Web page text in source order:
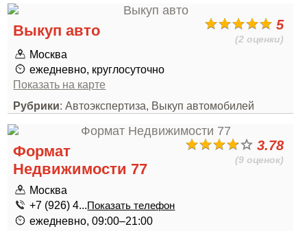
5
(2 оценки)
Выкуп авто
Москва
ежедневно, круглосуточно
Показать на карте
Рубрики: Автоэкспертиза, Выкуп автомобилей
3.78
(9 оценок)
Формат
Недвижимости 77
Москва
+7 (926) 4...Показать телефон
ежедневно, 09:00–21:00